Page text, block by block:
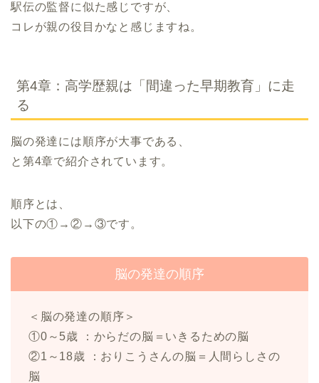
駅伝の監督に似た感じですが、
コレが親の役目かなと感じますね。
第4章：高学歴親は「間違った早期教育」に走
る
脳の発達には順序が大事である、
と第4章で紹介されています。
順序とは、
以下の①→②→③です。
脳の発達の順序
＜脳の発達の順序＞
①0～5歳 ：からだの脳＝いきるための脳
②1～18歳 ：おりこうさんの脳＝人間らしさの
脳